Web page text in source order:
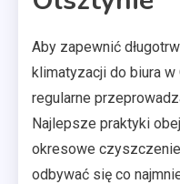
Aby zapewnić
klimatyzacji do biura
regularne
Najlepsze praktyki
okresowe
odbywać się co